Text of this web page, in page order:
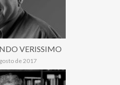
VERISSIMO
de 2017